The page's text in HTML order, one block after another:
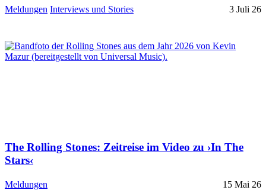
Meldungen Interviews und Stories 3 Juli 26
The Rolling Stones: Zeitreise im Video zu ›In The
Stars‹
Meldungen 15 Mai 26